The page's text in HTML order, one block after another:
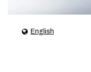
English